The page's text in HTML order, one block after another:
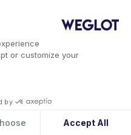
or customize your
by
Accept All
kampaniami
wartymi Twojej uwagi.